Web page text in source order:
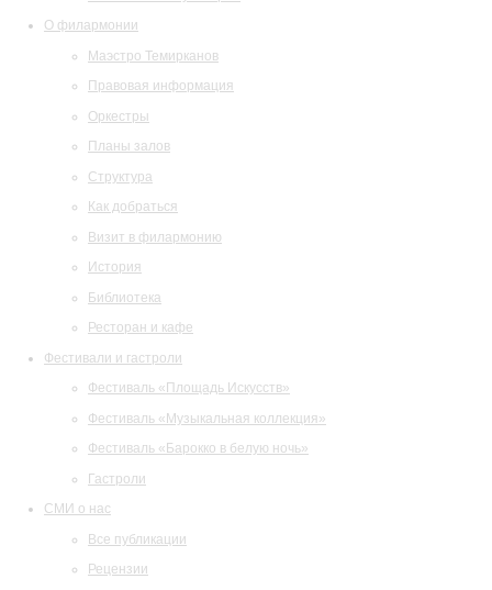
О филармонии
Маэстро Темирканов
Правовая информация
Оркестры
Планы залов
Структура
Как добраться
Визит в филармонию
История
Библиотека
Ресторан и кафе
Фестивали и гастроли
Фестиваль «Площадь Искусств»
Фестиваль «Музыкальная коллекция»
Фестиваль «Барокко в белую ночь»
Гастроли
СМИ о нас
Все публикации
Рецензии